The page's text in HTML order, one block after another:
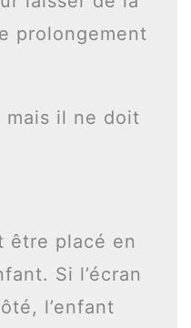
prolongement
mais il ne doit
être placé en
Si l’écran
l’enfant